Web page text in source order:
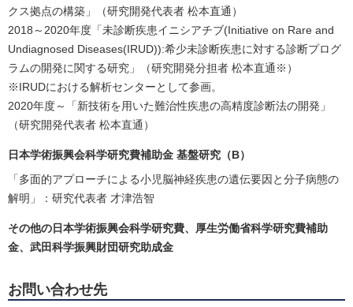
クス拠点の構築」（研究開発代表者 松本直通）
2018～2020年度「未診断疾患イニシアチブ(Initiative on Rare and
Undiagnosed Diseases(IRUD)):希少未診断疾患に対する診断プログ
ラムの開発に関する研究」（研究開発分担者 松本直通※）
※IRUDにおける解析センターとして参画。
2020年度～「新技術を用いた難治性疾患の高精度診断法の開発」
（研究開発代表者 松本直通）
日本学術振興会科学研究費補助金 基盤研究（B）
「多面的アプローチによる小児脳神経疾患の遺伝要因と分子病態の
解明」：研究代表者 才津浩智
その他の日本学術振興会科学研究費、厚生労働省科学研究費補助
金、武田科学振興財団研究助成金
お問い合わせ先